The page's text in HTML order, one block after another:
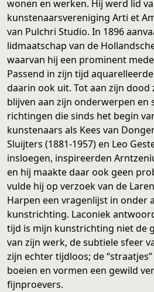
wonen en werken. Hij werd lid
kunstenaarsvereniging Arti et
van Pulchri Studio. In 1896
lidmaatschap van de
waarvan hij een prominent
Passend in zijn tijd
daarin ook uit. Tot aan zijn
blijven aan zijn onderwerpen en
richtingen die sinds het begin
kunstenaars als Kees van
Sluijters (1881-1957) en Leo
insloegen, inspireerden
en hij maakte daar ook geen
vulde hij op verzoek van de
Harpen een vragenlijst in onder
kunstrichting. Laconiek
tijd is mijn kunstrichting niet de
van zijn werk, de subtiele sfeer
zijn echter tijdloos; de
boeien en vormen een gewild
fijnproevers.